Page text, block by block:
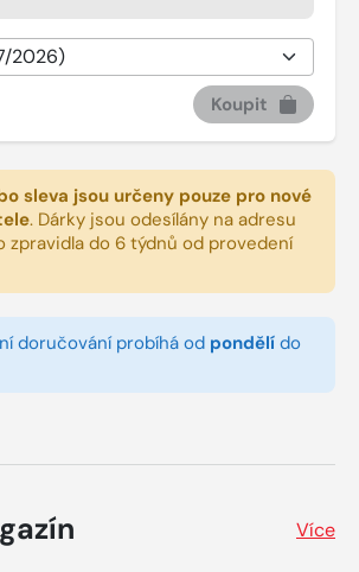
Koupit
sleva jsou určeny pouze pro nové
. Dárky jsou odesílány na adresu
zpravidla do 6 týdnů od provedení
doručování probíhá od pondělí do
Více